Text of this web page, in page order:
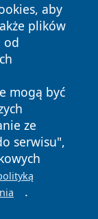
aby
plików
od
mogą być
ze
serwisu",
.
prawa
Polityka
Cookies